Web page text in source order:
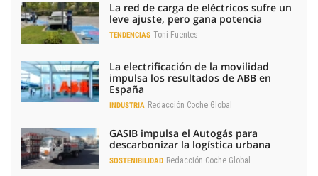
La red de carga de eléctricos sufre un
leve ajuste, pero gana potencia
TENDENCIAS Toni Fuentes
La electrificación de la movilidad
impulsa los resultados de ABB en
España
INDUSTRIA Redacción Coche Global
GASIB impulsa el Autogás para
descarbonizar la logística urbana
SOSTENIBILIDAD Redacción Coche Global